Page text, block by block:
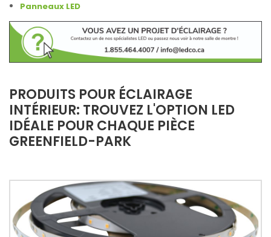
Panneaux LED
PRODUITS POUR ÉCLAIRAGE
INTÉRIEUR: TROUVEZ L'OPTION LED
IDÉALE POUR CHAQUE PIÈCE
GREENFIELD-PARK